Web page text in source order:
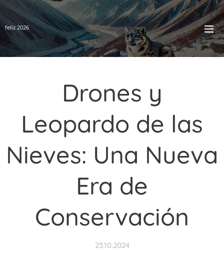
feliz 2026
Drones y
Leopardo de las
Nieves: Una Nueva
Era de
Conservación
23.10.2024